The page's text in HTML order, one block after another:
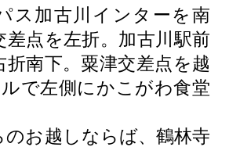
ス加古川インターを南
差点を左折。加古川駅前
折南下。粟津交差点を越
で左側にかこがわ食堂
のお越しならば、鶴林寺